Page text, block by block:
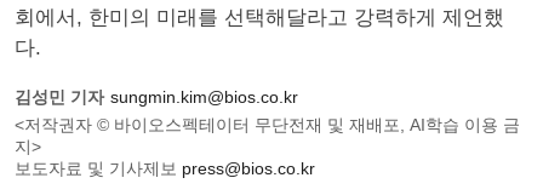
회에서, 한미의 미래를 선택해달라고 강력하게 제언했
다.
김성민 기자 sungmin.kim@bios.co.kr
<저작권자 © 바이오스펙테이터 무단전재 및 재배포, AI학습 이용 금
지>
보도자료 및 기사제보 press@bios.co.kr